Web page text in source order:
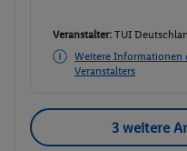
Veranstalter: TUI
Weitere Informationen
Veranstalters
3 weitere